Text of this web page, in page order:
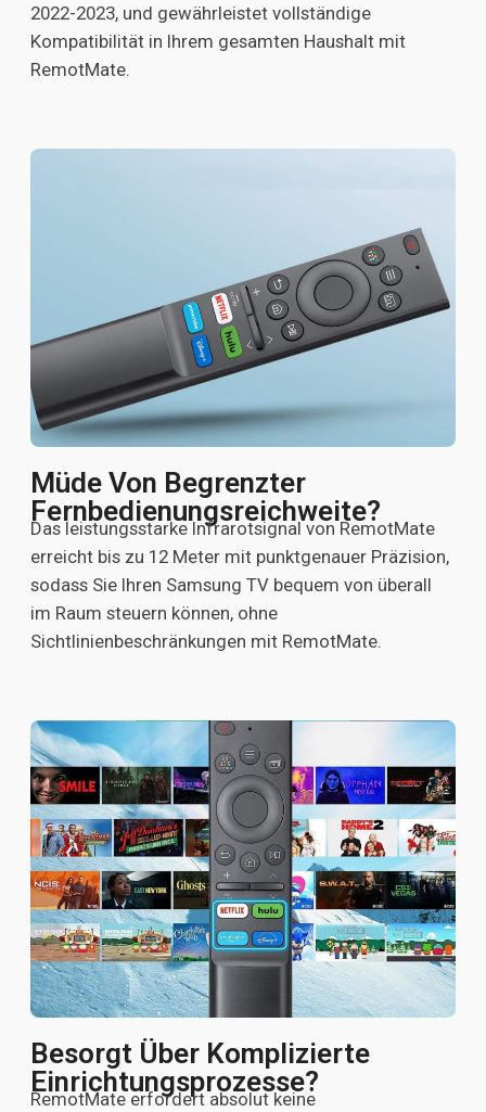
2022-2023, und gewährleistet vollständige
Kompatibilität in Ihrem gesamten Haushalt mit
RemotMate.
Müde Von Begrenzter
Fernbedienungsreichweite?
Das leistungsstarke Infrarotsignal von RemotMate
erreicht bis zu 12 Meter mit punktgenauer Präzision,
sodass Sie Ihren Samsung TV bequem von überall
im Raum steuern können, ohne
Sichtlinienbeschränkungen mit RemotMate.
Besorgt Über Komplizierte
Einrichtungsprozesse?
RemotMate erfordert absolut keine